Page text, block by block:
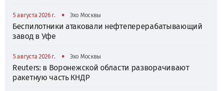
5 августа 2026 г. • Эхо Москвы
Беспилотники атаковали нефтеперерабатывающий
завод в Уфе
5 августа 2026 г. • Эхо Москвы
Reuters: в Воронежской области разворачивают
ракетную часть КНДР